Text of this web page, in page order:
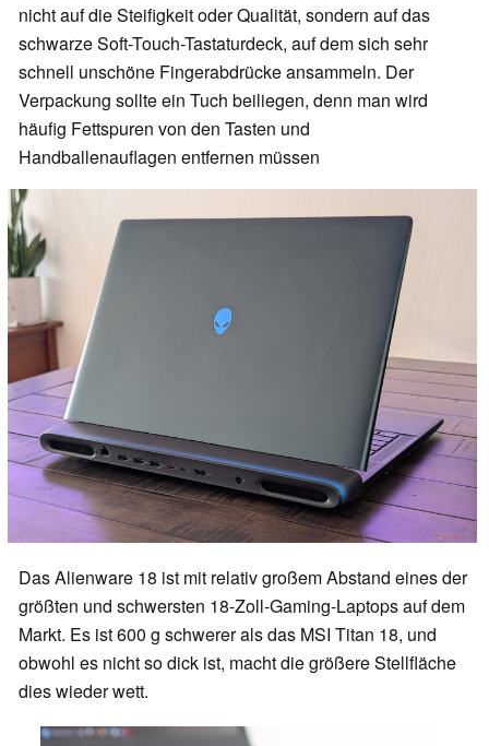
nicht auf die Steifigkeit oder Qualität, sondern auf das
schwarze Soft-Touch-Tastaturdeck, auf dem sich sehr
schnell unschöne Fingerabdrücke ansammeln. Der
Verpackung sollte ein Tuch beiliegen, denn man wird
häufig Fettspuren von den Tasten und
Handballenauflagen entfernen müssen
Das Alienware 18 ist mit relativ großem Abstand eines der
größten und schwersten 18-Zoll-Gaming-Laptops auf dem
Markt. Es ist 600 g schwerer als das MSI Titan 18, und
obwohl es nicht so dick ist, macht die größere Stellfläche
dies wieder wett.